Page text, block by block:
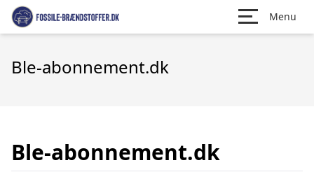
Menu
Ble-abonnement.dk
Ble-abonnement.dk